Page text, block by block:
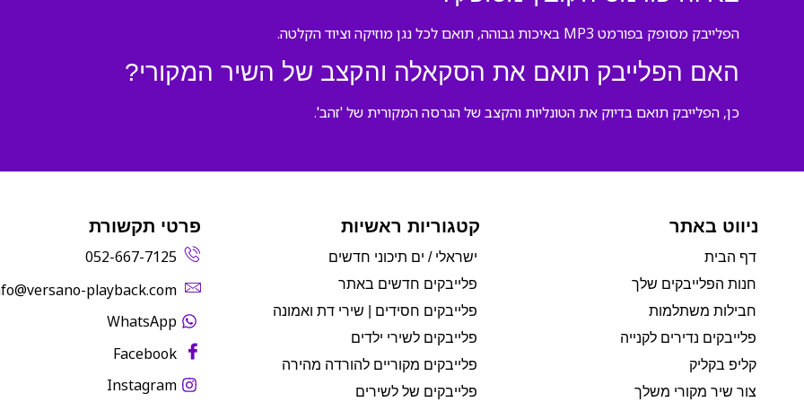
הפלייבק מסופק בפורמט MP3 באיכות גבוהה, תואם לכל נגן מוזיקה וציוד הקלטה.
האם הפלייבק תואם את הסקאלה והקצב של השיר המקורי?
כן, הפלייבק תואם בדיוק את הטונליות והקצב של הגרסה המקורית של 'זהב'.
ניווט באתר
דף הבית
חנות הפלייבקים שלך
חבילות משתלמות
פלייבקים נדירים לקנייה
קליפ בקליק
צור שיר מקורי משלך
קטגוריות ראשיות
ישראלי / ים תיכוני חדשים
פלייבקים חדשים באתר
פלייבקים חסידים | שירי דת ואמונה
פלייבקים לשירי ילדים
פלייבקים מקוריים להורדה מהירה
פלייבקים של לשירים
פרטי תקשורת
052-667-7125
playback.com‬
WhatsApp
Facebook
Instagram